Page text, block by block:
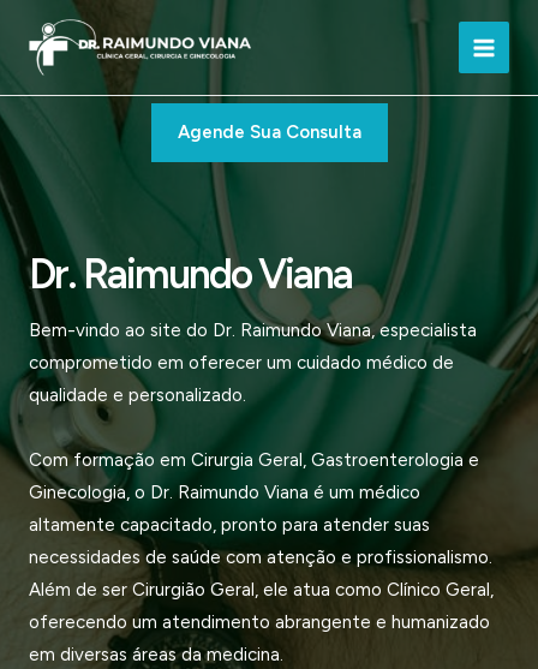
para
conteúdo
Main
Agende Sua Consulta
Dr. Raimundo Viana
Bem-vindo ao site do Dr. Raimundo Viana, especialista
comprometido em oferecer um cuidado médico de
qualidade e personalizado.
Com formação em Cirurgia Geral, Gastroenterologia e
Ginecologia, o Dr. Raimundo Viana é um médico
altamente capacitado, pronto para atender suas
necessidades de saúde com atenção e profissionalismo.
Além de ser Cirurgião Geral, ele atua como Clínico Geral,
oferecendo um atendimento abrangente e humanizado
em diversas áreas da medicina.